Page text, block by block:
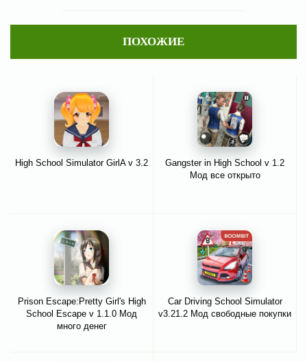
ПОХОЖИЕ
High School Simulator GirlA v 3.2
Gangster in High School v 1.2
Мод все открыто
Prison Escape:Pretty Girl's High
School Escape v 1.1.0 Мод
много денег
Car Driving School Simulator
v3.21.2 Мод свободные покупки